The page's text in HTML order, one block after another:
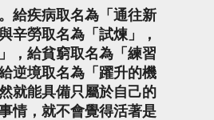
給疾病取名為「通往新
辛勞取名為「試煉」，
，給貧窮取名為「練習
逆境取名為「躍升的機
就能具備只屬於自己的
情，就不會覺得活著是